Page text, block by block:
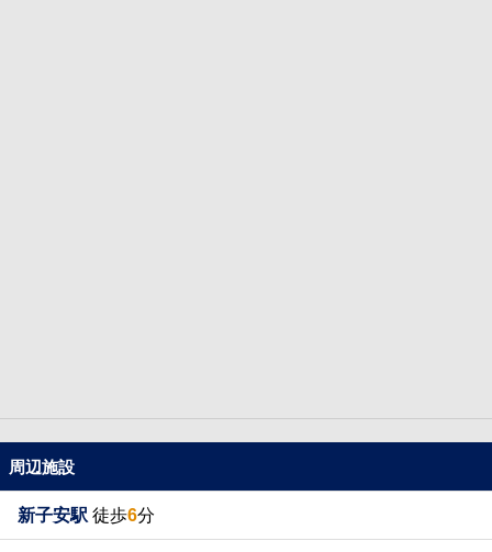
周辺施設
新子安駅 徒歩6分